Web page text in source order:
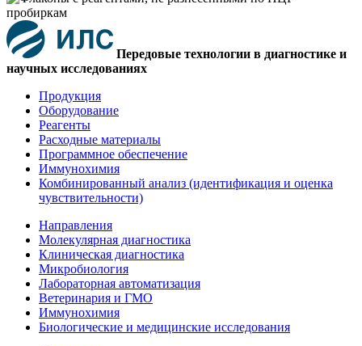
Передовые технологии в диагностике и
научных исследованиях
Продукция
Оборудование
Реагенты
Расходные материалы
Программное обеспечение
Иммунохимия
Комбинированный анализ (идентификация и оценка
чувствительности)
Направления
Молекулярная диагностика
Клиническая диагностика
Микробиология
Лабораторная автоматизация
Ветеринария и ГМО
Иммунохимия
Биологические и медицинские исследования